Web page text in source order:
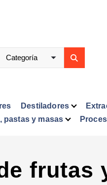
Destiladores
pastas y masas
frutas